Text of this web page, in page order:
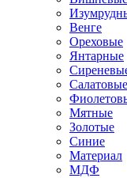
Венге
Ореховые
Янтарные
Салатовые
Мятные
Золотые
Синие
Материал
МДФ